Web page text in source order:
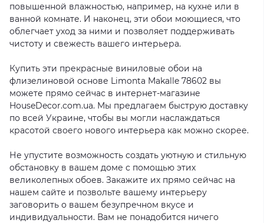
повышенной влажностью, например, на кухне или в
ванной комнате. И наконец, эти обои моющиеся, что
облегчает уход за ними и позволяет поддерживать
чистоту и свежесть вашего интерьера.
Купить эти прекрасные виниловые обои на
флизелиновой основе Limonta Makalle 78602 вы
можете прямо сейчас в интернет-магазине
HouseDecor.com.ua. Мы предлагаем быструю доставку
по всей Украине, чтобы вы могли наслаждаться
красотой своего нового интерьера как можно скорее.
Не упустите возможность создать уютную и стильную
обстановку в вашем доме с помощью этих
великолепных обоев. Закажите их прямо сейчас на
нашем сайте и позвольте вашему интерьеру
заговорить о вашем безупречном вкусе и
индивидуальности. Вам не понадобится ничего